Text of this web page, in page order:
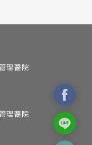
理醫院
理醫院